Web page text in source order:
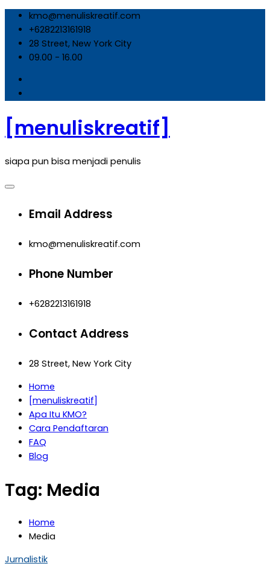
Skip
content
kmo@menuliskreatif.com
+6282213161918
28 Street, New York City
09.00 - 16.00
[menuliskreatif]
siapa pun bisa menjadi penulis
Email Address
kmo@menuliskreatif.com
Phone Number
+6282213161918
Contact Address
28 Street, New York City
Home
[menuliskreatif]
Apa Itu KMO?
Cara Pendaftaran
FAQ
Blog
Tag: Media
Home
Media
Jurnalistik